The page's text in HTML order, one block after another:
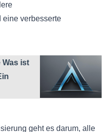
eine verbesserte
Was ist
geht es darum, alle